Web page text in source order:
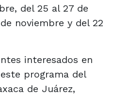
del 25 al 27 de
noviembre y del 22
interesados en
programa del
de Juárez,